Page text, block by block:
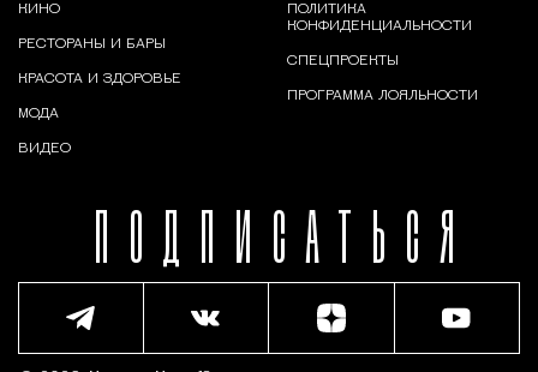
ПОДПИСАТЬСЯ
КИНО
РЕСТОРАНЫ И БАРЫ
КРАСОТА И ЗДОРОВЬЕ
МОДА
ВИДЕО
ПОЛИТИКА
КОНФИДЕНЦИАЛЬНОСТИ
СПЕЦПРОЕКТЫ
ПРОГРАММА ЛОЯЛЬНОСТИ